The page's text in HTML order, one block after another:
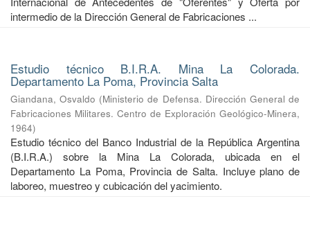
intermedio de la Dirección General de Fabricaciones ...
Estudio técnico B.I.R.A. Mina La Colorada.
Departamento La Poma, Provincia Salta
Giandana, Osvaldo (Ministerio de Defensa. Dirección General de
Fabricaciones Militares. Centro de Exploración Geológico-Minera,
1964)
Estudio técnico del Banco Industrial de la República Argentina
(B.I.R.A.) sobre la Mina La Colorada, ubicada en el
Departamento La Poma, Provincia de Salta. Incluye plano de
laboreo, muestreo y cubicación del yacimiento.